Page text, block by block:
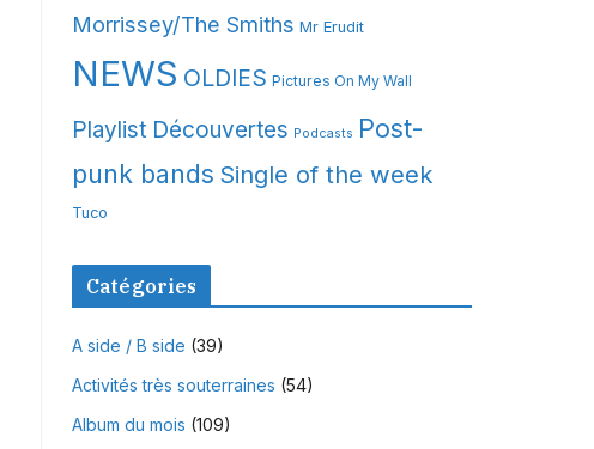
Morrissey/The Smiths Mr Erudit
NEWS OLDIES Pictures On My Wall
Playlist Découvertes Podcasts Post-
punk bands Single of the week
Tuco
Catégories
A side / B side (39)
Activités très souterraines (54)
Album du mois (109)